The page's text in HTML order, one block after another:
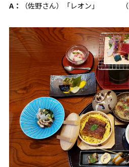
A：
（佐野さん）「レオン」 （